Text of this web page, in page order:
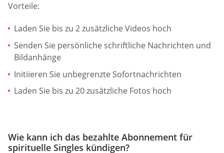
Vorteile:
Laden Sie bis zu 2 zusätzliche Videos hoch
Senden Sie persönliche schriftliche Nachrichten und
Bildanhänge
Initiieren Sie unbegrenzte Sofortnachrichten
Laden Sie bis zu 20 zusätzliche Fotos hoch
Wie kann ich das bezahlte Abonnement für
spirituelle Singles kündigen?